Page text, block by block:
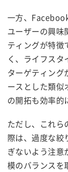
一方、
ユーザーの興味
ティングが特徴
く、ライフス
ターゲティング
ースとした類似
の開拓も効率的
ただし、これら
際は、過度な絞
ぎないよう注
模のバランスを